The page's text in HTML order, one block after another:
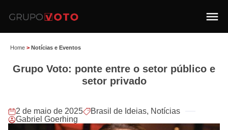
Home > Notícias e Eventos
Grupo Voto: ponte entre o setor público e
setor privado
2 de maio de 2025 Brasil de Ideias, Notícias
Gabriel Goerhing